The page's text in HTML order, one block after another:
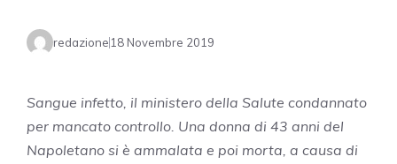
redazione 18 Novembre 2019
Sangue infetto, il ministero della Salute condannato
per mancato controllo. Una donna di 43 anni del
Napoletano si è ammalata e poi morta, a causa di